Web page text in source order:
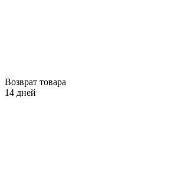
Возврат товара
14 дней